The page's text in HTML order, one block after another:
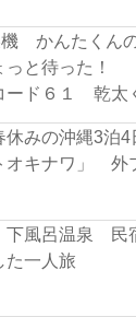
機 かんたくん
っと待った！
ド６１ 乾太
休みの沖縄3泊
オキナワ」 外
下風呂温泉
た一人旅